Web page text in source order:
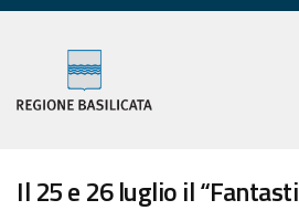
Il 25 e 26 luglio il